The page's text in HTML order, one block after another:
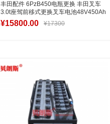
丰田配件 6PzB450电瓶更换 丰田叉车
3.0t座驾前移式更换叉车电池48V450Ah
¥15800.00 ¥17300